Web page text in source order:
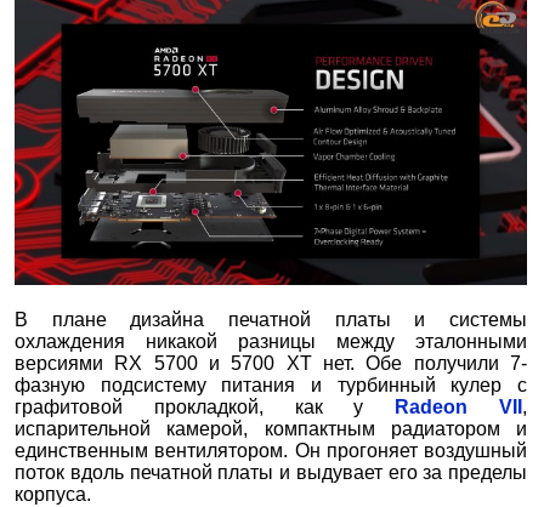
В плане дизайна печатной платы и системы
охлаждения никакой разницы между эталонными
версиями RX 5700 и 5700 XT нет. Обе получили 7-
фазную подсистему питания и турбинный кулер с
графитовой прокладкой, как у
Radeon VII ,
испарительной камерой, компактным радиатором и
единственным вентилятором. Он прогоняет воздушный
поток вдоль печатной платы и выдувает его за пределы
корпуса.